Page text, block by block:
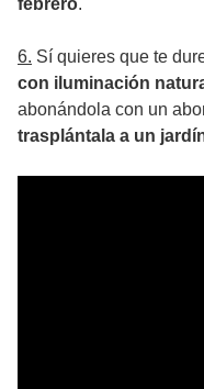
febrero.
6. Sí quieres que te
con iluminación
abonándola con un
trasplántala a un